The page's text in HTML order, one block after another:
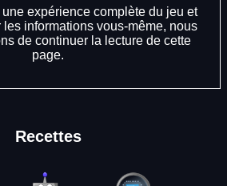
expérience complète du jeu et
les informations vous-même, nous
de continuer la lecture de cette
page.
Recettes